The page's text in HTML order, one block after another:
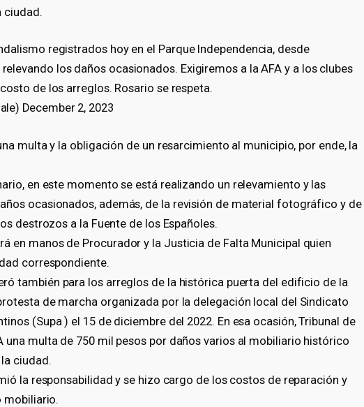
ciudad.
registrados hoy en el Parque Independencia, desde
los daños ocasionados. Exigiremos a la AFA y a los clubes
de los arreglos. Rosario se respeta.
December 2, 2023
multa y la obligación de un resarcimiento al municipio, por ende, la
en este momento se está realizando un relevamiento y las
ocasionados, además, de la revisión de material fotográfico y de
destrozos a la Fuente de los Españoles.
en manos de Procurador y la Justicia de Falta Municipal quien
correspondiente.
también para los arreglos de la histórica puerta del edificio de la
de marcha organizada por la delegación local del Sindicato
(Supa ) el 15 de diciembre del 2022. En esa ocasión, Tribunal de
una multa de 750 mil pesos por daños varios al mobiliario histórico
ciudad.
la responsabilidad y se hizo cargo de los costos de reparación y
mobiliario.